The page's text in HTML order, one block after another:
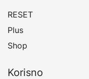
RESET
Plus
Shop
Korisno